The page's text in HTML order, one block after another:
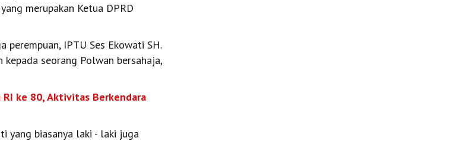
merupakan Ketua DPRD
perempuan, IPTU Ses Ekowati SH.
kepada seorang Polwan bersahaja,
ke 80, Aktivitas Berkendara
yang biasanya laki - laki juga